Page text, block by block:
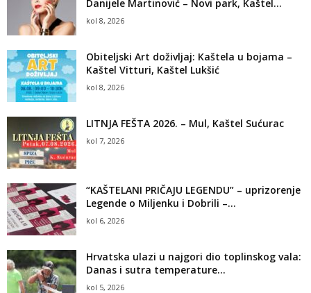
Danijele Martinović – Novi park, Kaštel...
kol 8, 2026
Obiteljski Art doživljaj: Kaštela u bojama –
Kaštel Vitturi, Kaštel Lukšić
kol 8, 2026
LITNJA FEŠTA 2026. – Mul, Kaštel Sućurac
kol 7, 2026
“KAŠTELANI PRIČAJU LEGENDU” – uprizorenje
Legende o Miljenku i Dobrili –...
kol 6, 2026
Hrvatska ulazi u najgori dio toplinskog vala:
Danas i sutra temperature...
kol 5, 2026